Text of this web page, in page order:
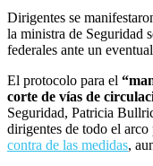
Dirigentes se
la ministra de Seguridad
federales ante un
El protocolo para el
corte de vías de
Seguridad, Patricia
dirigentes de todo el
contra de las medidas,